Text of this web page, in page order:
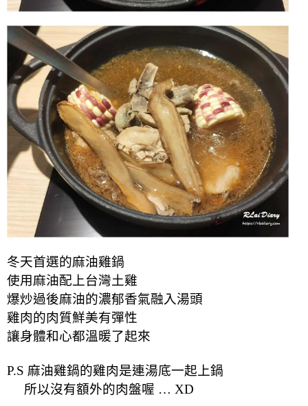
冬天首選的麻油雞鍋
使用麻油配上台灣土雞
爆炒過後麻油的濃郁香氣融入湯頭
雞肉的肉質鮮美有彈性
讓身體和心都溫暖了起來
P.S 麻油雞鍋的雞肉是連湯底一起上鍋
所以沒有額外的肉盤喔 … XD